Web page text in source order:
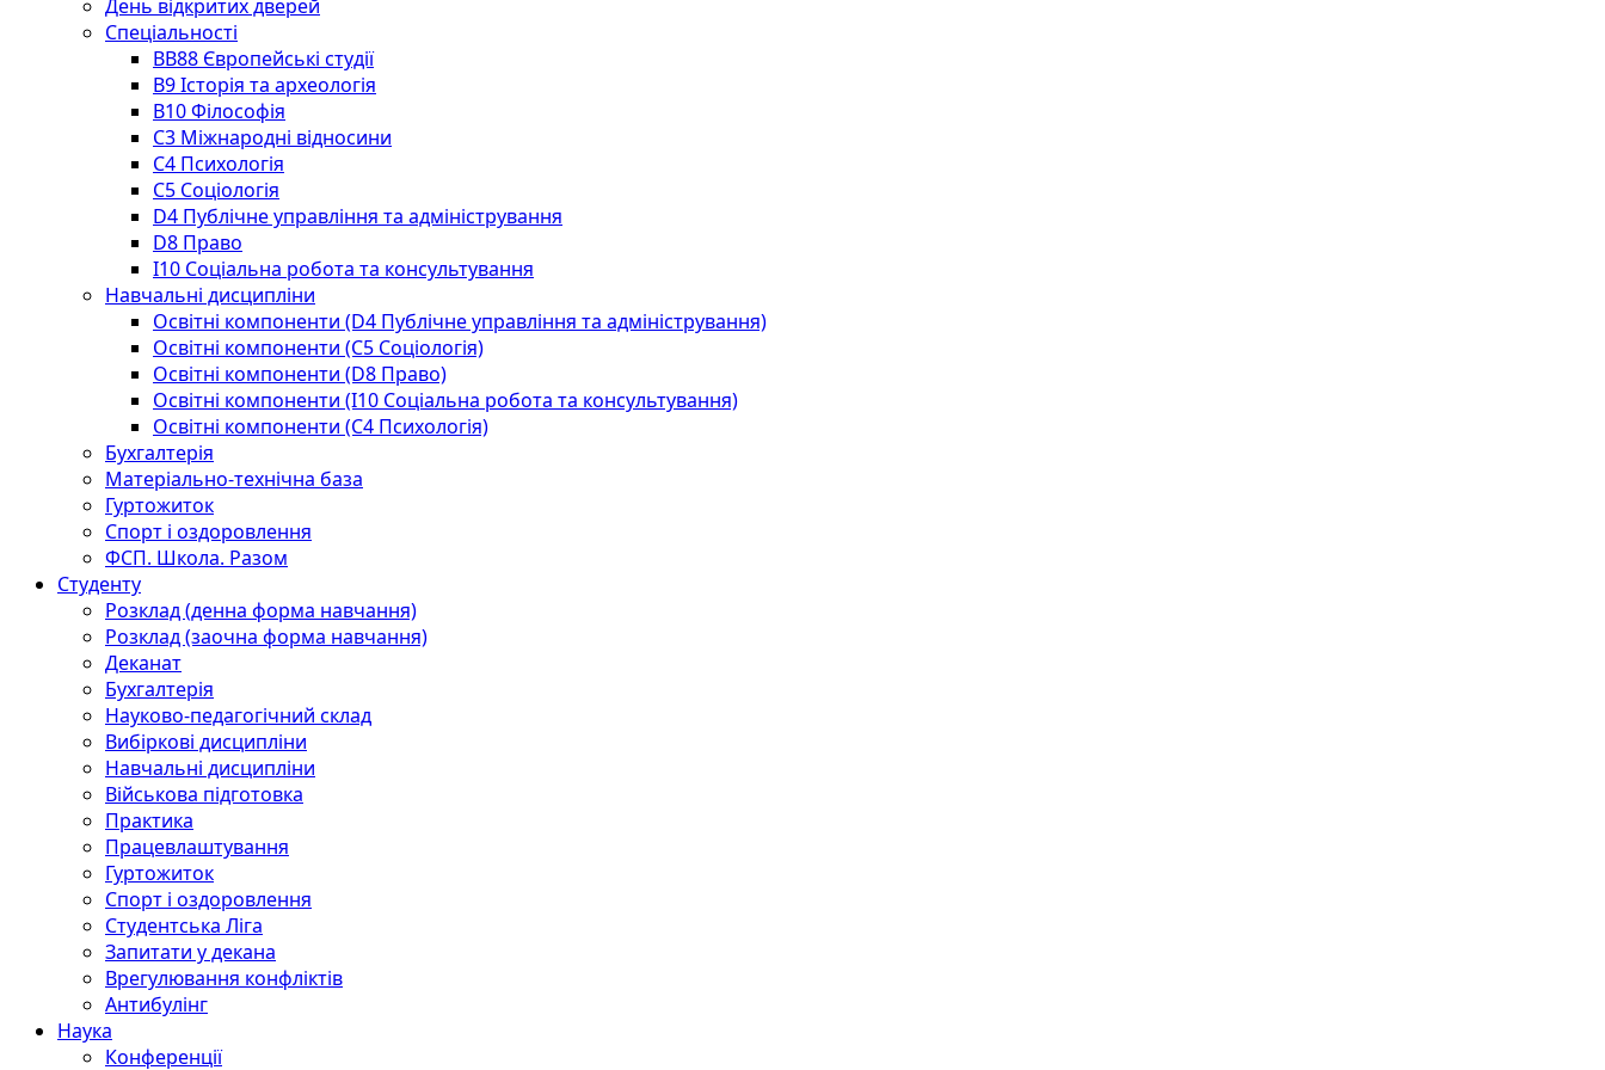
День відкритих дверей
Спеціальності
BВ88 Європейські студії
B9 Історія та археологія
B10 Філософія
C3 Міжнародні відносини
C4 Психологія
С5 Соціологія
D4 Публічне управління та адміністрування
D8 Право
I10 Соціальна робота та консультування
Навчальні дисципліни
Освітні компоненти (D4 Публічне управління та адміністрування)
Освітні компоненти (С5 Соціологія)
Освітні компоненти (D8 Право)
Освітні компоненти (I10 Соціальна робота та консультування)
Освітні компоненти (С4 Психологія)
Бухгалтерія
Матеріально-технічна база
Гуртожиток
Спорт і оздоровлення
ФСП. Школа. Разом
Студенту
Розклад (денна форма навчання)
Розклад (заочна форма навчання)
Деканат
Бухгалтерія
Науково-педагогічний склад
Вибіркові дисципліни
Навчальні дисципліни
Військова підготовка
Практика
Працевлаштування
Гуртожиток
Спорт і оздоровлення
Студентська Ліга
Запитати у декана
Врегулювання конфліктів
Антибулінг
Наука
Конференції